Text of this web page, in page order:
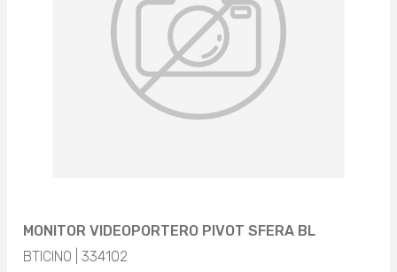
MONITOR VIDEOPORTERO PIVOT SFERA BL
BTICINO | 334102